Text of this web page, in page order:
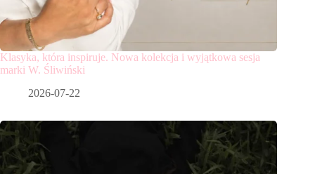
Klasyka, która inspiruje. Nowa kolekcja i wyjątkowa sesja
marki W. Śliwiński
2026-07-22